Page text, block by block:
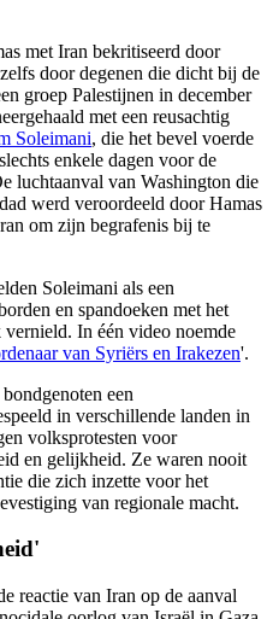
met Iran bekritiseerd door
door degenen die dicht bij de
groep Palestijnen in december
met een reusachtig
Soleimani, die het bevel voerde
enkele dagen voor de
luchtaanval van Washington die
werd veroordeeld door Hamas
om zijn begrafenis bij te
Soleimani als een
en spandoeken met het
In één video noemde
van Syriërs en Irakezen'.
een
in verschillende landen in
volksprotesten voor
en gelijkheid. Ze waren nooit
die zich inzette voor het
van regionale macht.
reactie van Iran op de aanval